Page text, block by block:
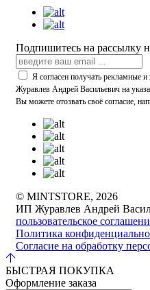
Подпишитесь на рассылку
Я согласен получать
Журавлев Андрей Васильевич на
Вы можете отозвать своё согласие,
© MINTSTORE, 2026
ИП Журавлев Андрей
пользовательское
Политика
Согласие на обработку
БЫСТРАЯ ПОКУПКА
Оформление заказа